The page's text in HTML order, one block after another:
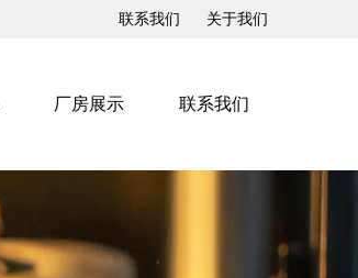
联系我们 关于我们
厂房展示 联系我们